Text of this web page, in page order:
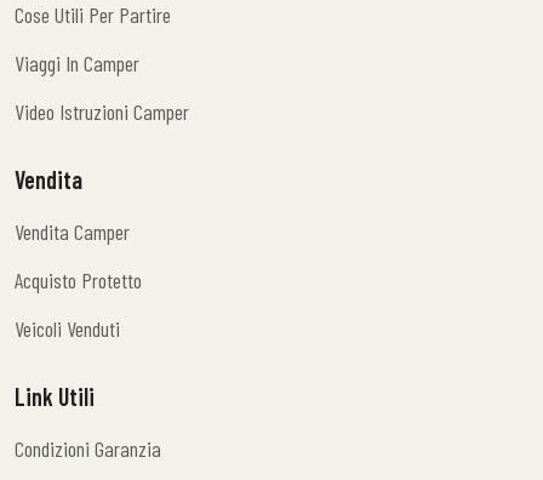
Cose Utili Per Partire
Viaggi In Camper
Video Istruzioni Camper
Vendita
Vendita Camper
Acquisto Protetto
Veicoli Venduti
Link Utili
Condizioni Garanzia